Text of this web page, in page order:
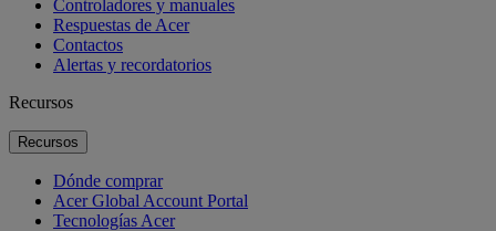
Controladores y manuales
Respuestas de Acer
Contactos
Alertas y recordatorios
Recursos
Recursos
Dónde comprar
Acer Global Account Portal
Tecnologías Acer